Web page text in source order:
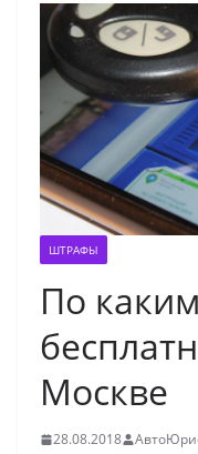
ШТРАФЫ
По
Москве
28.08.2018